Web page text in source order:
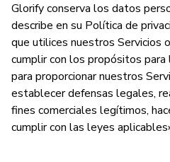
Glorify conserva los datos
describe en su Política de
que utilices nuestros Servicios
cumplir con los propósitos
para proporcionar nuestros
establecer defensas legales,
fines comerciales legítimos,
cumplir con las leyes